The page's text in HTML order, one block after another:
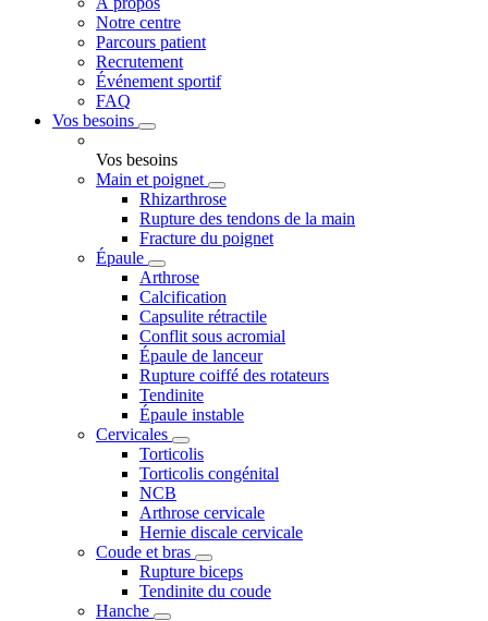
Notre centre
Parcours patient
Recrutement
Événement sportif
FAQ
Vos besoins
Vos besoins
Main et poignet
Rhizarthrose
Rupture des tendons de la main
Fracture du poignet
Épaule
Arthrose
Calcification
Capsulite rétractile
Conflit sous acromial
Épaule de lanceur
Rupture coiffé des rotateurs
Tendinite
Épaule instable
Cervicales
Torticolis
Torticolis congénital
NCB
Arthrose cervicale
Hernie discale cervicale
Coude et bras
Rupture biceps
Tendinite du coude
Hanche